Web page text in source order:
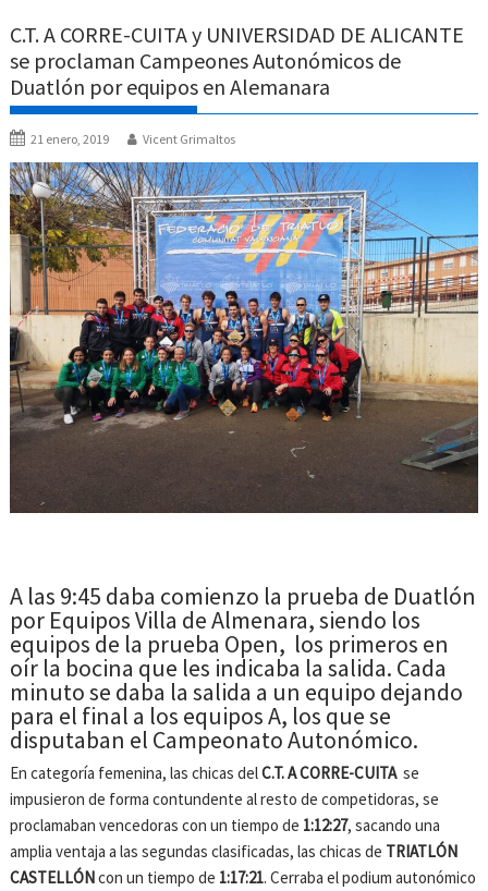
C.T. A CORRE-CUITA y UNIVERSIDAD DE ALICANTE
se proclaman Campeones Autonómicos de
Duatlón por equipos en Alemanara
21 enero, 2019 Vicent Grimaltos
A las 9:45 daba comienzo la prueba de Duatlón
por Equipos Villa de Almenara, siendo los
equipos de la prueba Open, los primeros en
oír la bocina que les indicaba la salida. Cada
minuto se daba la salida a un equipo dejando
para el final a los equipos A, los que se
disputaban el Campeonato Autonómico.
En categoría femenina, las chicas delC.T. A CORRE-CUITAse
impusieron de forma contundente al resto de competidoras, se
proclamaban vencedoras con un tiempo de 1:12:27, sacando una
amplia ventaja a las segundas clasificadas, las chicas de TRIATLÓN
CASTELLÓNcon un tiempo de 1:17:21. Cerraba el podium autonómico